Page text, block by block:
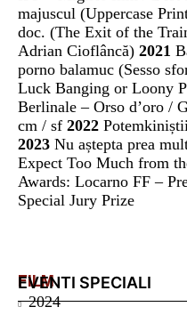
majuscul (Uppercase
doc. (The Exit of the
Adrian Cioflâncă) 2021
porno balamuc (Sesso
Luck Banging or Loony
Berlinale – Orso d’oro /
cm / sf 2022
2023 Nu aștepta prea
Expect Too Much from
Awards: Locarno FF –
Special Jury Prize
FILM
EVENTI SPECIALI
2024